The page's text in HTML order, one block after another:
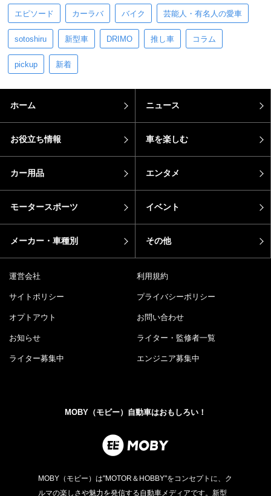
エピソード カーラバ バイク 芸能人・有名人の愛車
sotoshiru 新型車 DRIMO 推し車 コラム
pickup 新着
ホーム ニュース
お役立ち情報 車を楽しむ
カー用品 エンタメ
モータースポーツ イベント
メーカー・車種別 その他
運営会社 利用規約
サイトポリシー プライバシーポリシー
オプトアウト お問い合わせ
お知らせ ライター・監修者一覧
ライター募集中 エンジニア募集中
MOBY（モビー）自動車はおもしろい！
MOBY（モビー）は"MOTOR＆HOBBY"をコンセプトに、ク
ルマの楽しさや魅力を発信する自動車メディアです。新型